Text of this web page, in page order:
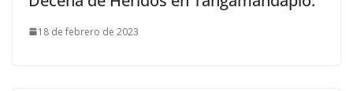
18 de febrero de 2023